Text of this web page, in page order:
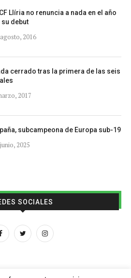
Llíria no renuncia a nada en el año
su debut
2016
cerrado tras la primera de las seis
2017
subcampeona de Europa sub-19
2025
SOCIALES